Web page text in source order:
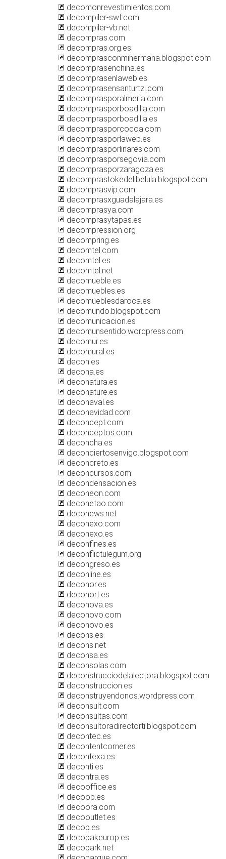
decomonrevestimientos.com
decompiler-swf.com
decompiler-vb.net
decompras.com
decompras.org.es
decomprasconmihermana.blogspot.com
decomprasenchina.es
decomprasenlaweb.es
decomprasensanturtzi.com
decomprasporalmeria.com
decomprasporboadilla.com
decomprasporboadilla.es
decomprasporcocoa.com
decomprasporlaweb.es
decomprasporlinares.com
decomprasporsegovia.com
decomprasporzaragoza.es
decomprastokedelibelula.blogspot.com
decomprasvip.com
decomprasxguadalajara.es
decomprasya.com
decomprasytapas.es
decompression.org
decompring.es
decomtel.com
decomtel.es
decomtel.net
decomueble.es
decomuebles.es
decomueblesdaroca.es
decomundo.blogspot.com
decomunicacion.es
decomunsentido.wordpress.com
decomur.es
decomural.es
decon.es
decona.es
deconatura.es
deconature.es
deconaval.es
deconavidad.com
deconcept.com
deconceptos.com
deconcha.es
deconciertosenvigo.blogspot.com
deconcreto.es
deconcursos.com
decondensacion.es
deconeon.com
deconetao.com
deconews.net
deconexo.com
deconexo.es
deconfines.es
deconflictulegum.org
decongreso.es
deconline.es
deconor.es
deconort.es
deconova.es
deconovo.com
deconovo.es
decons.es
decons.net
deconsa.es
deconsolas.com
deconstrucciodelalectora.blogspot.com
deconstruccion.es
deconstruyendonos.wordpress.com
deconsult.com
deconsultas.com
deconsultoradirectorti.blogspot.com
decontec.es
decontentcorner.es
decontexa.es
deconti.es
decontra.es
decooffice.es
decoop.es
decoora.com
decooutlet.es
decop.es
decopakeurop.es
decopark.net